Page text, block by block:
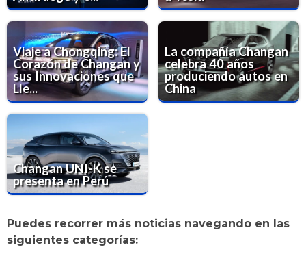
Viaje a Chongqing: El
Corazón de Changan y
sus Innovaciones que
Lle...
La compañía Changan
celebra 40 años
produciendo autos en
China
Changan UNI-K se
presenta en Perú
Puedes recorrer más noticias navegando en las
siguientes categorías: